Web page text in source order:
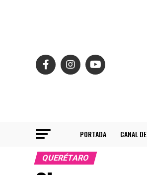
PORTADA CANAL
QUERÉTARO